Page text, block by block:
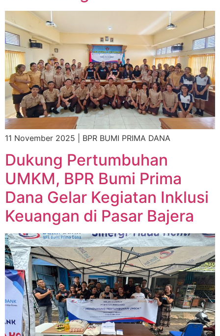
11 November 2025 | BPR BUMI PRIMA DANA
Dukung Pertumbuhan
UMKM, BPR Bumi Prima
Dana Gelar Kegiatan Inklusi
Keuangan di Pasar Bajera